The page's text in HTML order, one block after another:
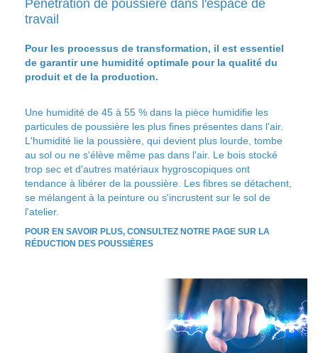
Pénétration de poussière dans l'espace de
travail
Pour les processus de transformation, il est essentiel
de garantir une humidité optimale pour la qualité du
produit et de la production.
Une humidité de 45 à 55 % dans la pièce humidifie les
particules de poussière les plus fines présentes dans l'air.
L'humidité lie la poussière, qui devient plus lourde, tombe
au sol ou ne s'élève même pas dans l'air. Le bois stocké
trop sec et d'autres matériaux hygroscopiques ont
tendance à libérer de la poussière. Les fibres se détachent,
se mélangent à la peinture ou s'incrustent sur le sol de
l'atelier.
POUR EN SAVOIR PLUS, CONSULTEZ NOTRE PAGE SUR LA
RÉDUCTION DES POUSSIÈRES